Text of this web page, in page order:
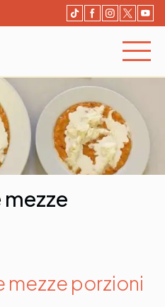
UN
mezze porzioni